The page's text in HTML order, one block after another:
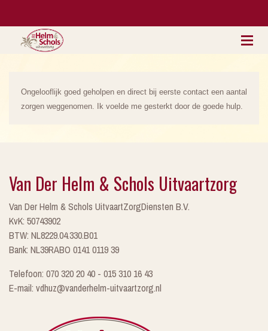
Ongelooflijk goed geholpen en direct bij eerste contact een aantal
zorgen weggenomen. Ik voelde me gesterkt door de goede hulp.
Van Der Helm & Schols Uitvaartzorg
Van Der Helm & Schols UitvaartZorgDiensten B.V.
KvK: 50743902
BTW: NL8229.04.330.B01
Bank: NL39RABO 0141 0119 39
Telefoon: 070 320 20 40 - 015 310 16 43
E-mail: vdhuz@vanderhelm-uitvaartzorg.nl